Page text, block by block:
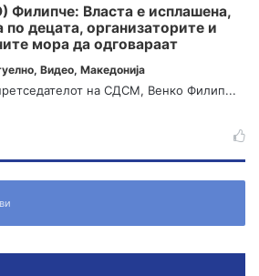
Филипче: Власта е исплашена,
по децата, организаторите и
мора да одговараат
, Видео, Македонија
на СДСМ, Венко Филип...